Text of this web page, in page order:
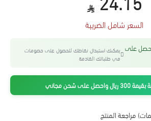
مراجعة المنتج
السعر شامل الضريبة
على يمكنك استبدال نقاطك للحصول على خصومات
في طلباتك القادمة
على شحن مجاني